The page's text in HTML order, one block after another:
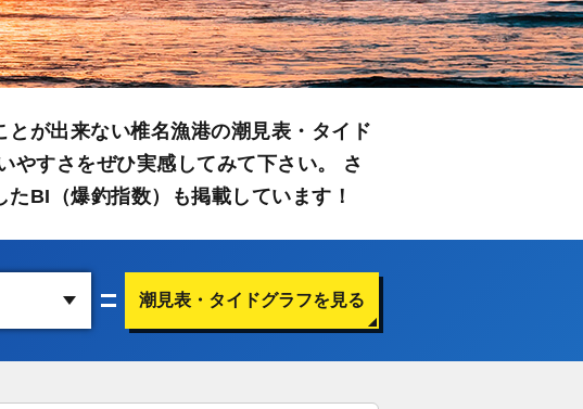
が出来ない椎名漁港の潮見表・タイド
やすさをぜひ実感してみて下さい。 さ
BI（爆釣指数）も掲載しています！
潮見表・タイドグラフを見る